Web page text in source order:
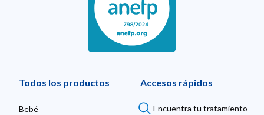
Todos los productos
Bebé
Accesos rápidos
Encuentra tu tratamiento